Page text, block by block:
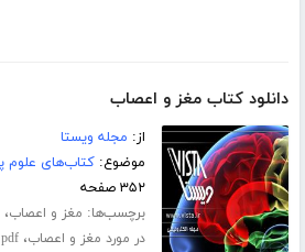
دانلود کتاب مغز و اعصاب
از: مجله ویستا
موضوع:کتاب‌های علوم
۳۵۲ صفحه
برچسب‌ها: مغز و اعصاب،
در مورد مغز و اعصاب،pdf مغز و اعصاب